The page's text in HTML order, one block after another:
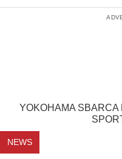
YOKOHAMA SBARCA
NEWS